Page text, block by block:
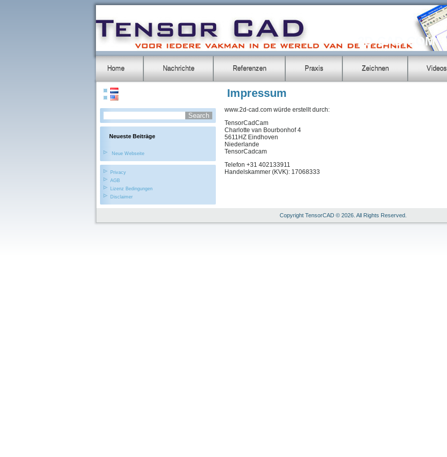
2D-CAD.COM
Home Nachrichte Referenzen Praxis Zeichnen Videos
Neueste Beiträge
Neue Webseite
Privacy
AGB
Lizenz Bedingungen
Disclaimer
Impressum
www.2d-cad.com würde erstellt durch:
TensorCadCam
Charlotte van Bourbonhof 4
5611HZ Eindhoven
Niederlande
TensorCadcam
Telefon +31 402133911
Handelskammer (KVK): 17068333
Copyright TensorCAD © 2026. All Rights Reserved.